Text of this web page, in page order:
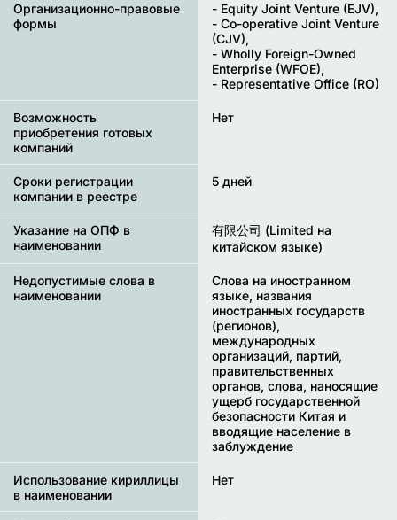
Организационно-правовые
формы
- Equity Joint Venture (EJV),
- Co-operative Joint Venture
(CJV),
- Wholly Foreign-Owned
Enterprise (WFOE),
- Representative Office (RO)
Возможность
приобретения готовых
компаний
Нет
Сроки регистрации
компании в реестре
5 дней
Указание на ОПФ в
наименовании
有限公司 (Limited на
китайском языке)
Недопустимые слова в
наименовании
Слова на иностранном
языке, названия
иностранных государств
(регионов),
международных
организаций, партий,
правительственных
органов, слова, наносящие
ущерб государственной
безопасности Китая и
вводящие население в
заблуждение
Использование кириллицы
в наименовании
Нет